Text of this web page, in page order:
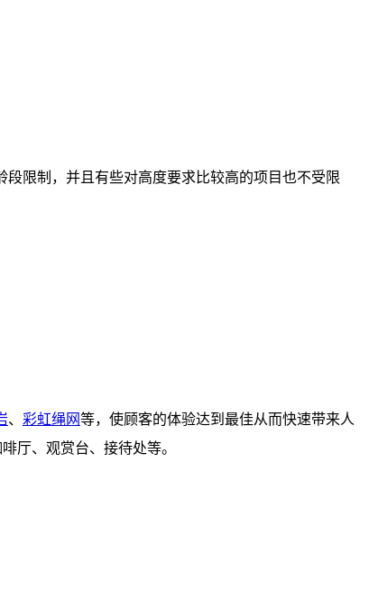
限制，并且有些对高度要求比较高的项目也不受限
、 彩虹绳网等，使顾客的体验达到最佳从而快速带来人
厅、观赏台、接待处等。